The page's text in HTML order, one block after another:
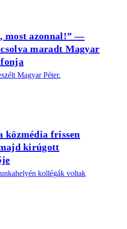
most azonnal!” —
maradt Magyar
Magyar Péter.
közmédia frissen
kirúgott
kollégák voltak